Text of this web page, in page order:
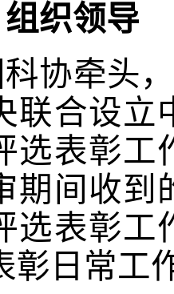
织领导
科协牵头
联合设
选表彰工
期间收到
选表彰工
彰日常工